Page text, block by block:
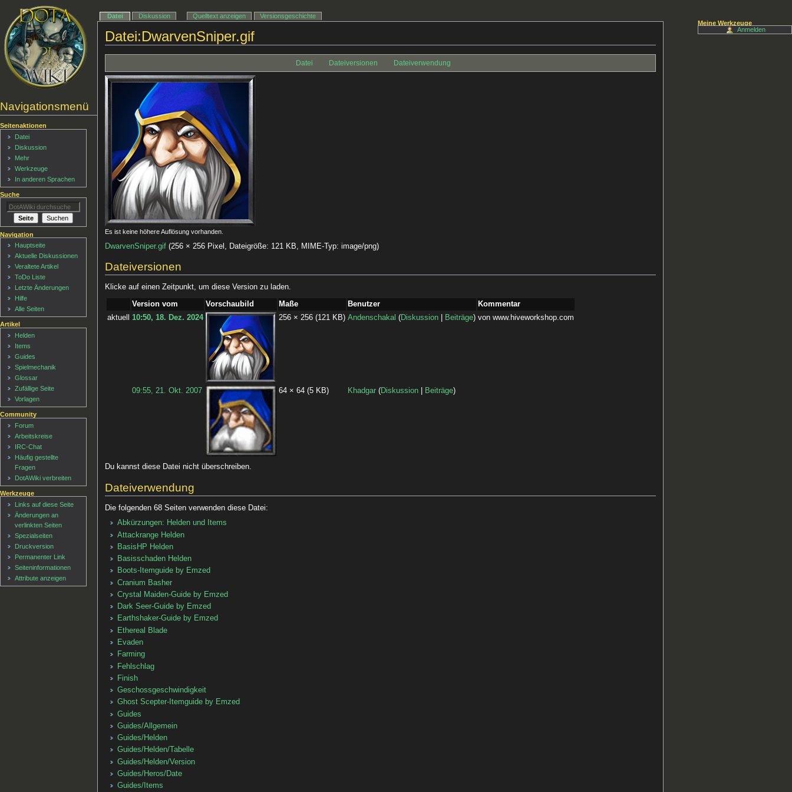
Datei:DwarvenSniper.gif
Datei Dateiversionen Dateiverwendung
Es ist keine höhere Auflösung vorhanden.
DwarvenSniper.gif ‎(256 × 256 Pixel, Dateigröße: 121 KB, MIME-Typ:image/png)
Dateiversionen
Klicke auf einen Zeitpunkt, um diese Version zu laden.
Version vom Vorschaubild Maße Benutzer
Kommentar
aktuell
10:50, 18. Dez. 2024 256 × 256(121 KB) Andenschakal (Diskussion Beiträge) von www.hiveworkshop.com
09:55, 21. Okt. 2007 64 × 64(5 KB) Khadgar (Diskussion Beiträge)
Du kannst diese Datei nicht überschreiben.
Dateiverwendung
Die folgenden 68 Seiten verwenden diese Datei:
Abkürzungen: Helden und Items
Attackrange Helden
BasisHP Helden
Basisschaden Helden
Boots-Itemguide by Emzed
Cranium Basher
Crystal Maiden-Guide by Emzed
Dark Seer-Guide by Emzed
Earthshaker-Guide by Emzed
Ethereal Blade
Evaden
Farming
Fehlschlag
Finish
Geschossgeschwindigkeit
Ghost Scepter-Itemguide by Emzed
Guides
Guides/Allgemein
Guides/Helden
Guides/Helden/Tabelle
Guides/Helden/Version
Guides/Heros/Date
Guides/Items
Navigationsmenü
Datei Diskussion Quelltext anzeigen Versionsgeschichte
Seitenaktionen
Datei
Diskussion
Mehr
Werkzeuge
In anderen Sprachen
Meine Werkzeuge
Anmelden
Suche
Navigation
Hauptseite
Aktuelle Diskussionen
Veraltete Artikel
ToDo Liste
Letzte Änderungen
Hilfe
Alle Seiten
Artikel
Helden
Items
Guides
Spielmechanik
Glossar
Zufällige Seite
Vorlagen
Community
Forum
Arbeitskreise
IRC-Chat
Häufig gestellte
Fragen
DotAWiki verbreiten
Werkzeuge
Links auf diese Seite
Änderungen an
verlinkten Seiten
Spezialseiten
Druckversion
Permanenter Link
Seiten­informationen
Attribute anzeigen